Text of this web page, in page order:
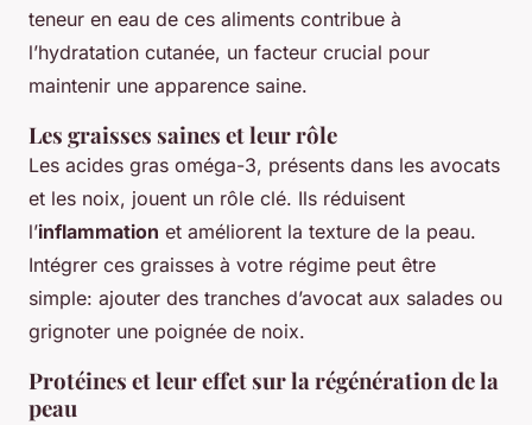
teneur en eau de ces aliments contribue à
l’hydratation cutanée, un facteur crucial pour
maintenir une apparence saine.
Les graisses saines et leur rôle
Les acides gras oméga-3, présents dans les avocats
et les noix, jouent un rôle clé. Ils réduisent
l’inflammation et améliorent la texture de la peau.
Intégrer ces graisses à votre régime peut être
simple: ajouter des tranches d’avocat aux salades ou
grignoter une poignée de noix.
Protéines et leur effet sur la régénération de la
peau